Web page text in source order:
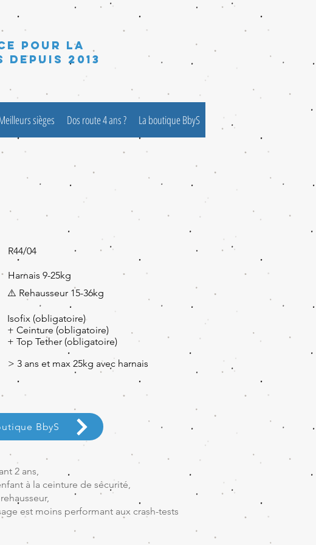
pour la
2013
sièges Dos route 4 ans ? La boutique BbyS
R44/04
Harnais 9-25kg
⚠️ Rehausseur 15-36kg
Isofix (obligatoire)
+ Ceinture (obligatoire)
+ Top Tether (obligatoire)
> 3 ans et max 25kg avec harnais
BbyS
2 ans,
à la ceinture de sécurité,
est moins performant aux crash-tests